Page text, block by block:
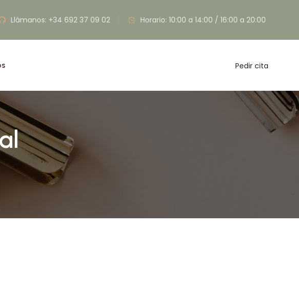
Llámanos: +34 692 37 09 02 Horario: 10:00 a 14:00 / 16:00 a 20:00
Pedir cita